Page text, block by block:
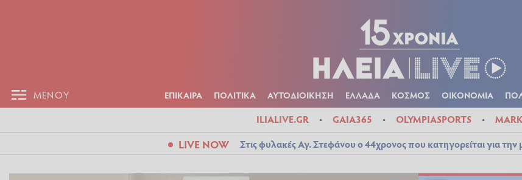
ΜΕΝΟΥ ΕΠΙΚΑΙΡΑ ΠΟΛΙΤΙΚΑ ΑΥΤΟΔΙΟΙΚΗΣΗ ΕΛΛΑΔΑ ΚΟΣΜΟΣ ΟΙΚΟΝΟΜΙΑ
ILIALIVE.GR GAIA365 OLYMPIASPORTS
LIVE NOW Στις φυλακές Αγ. Στεφάνου ο 44χρονος που κατηγορείται για